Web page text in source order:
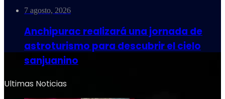
7 agosto, 2026
Anchipurac realizará una jornada de
astroturismo para descubrir el cielo
sanjuanino
Ultimas Noticias